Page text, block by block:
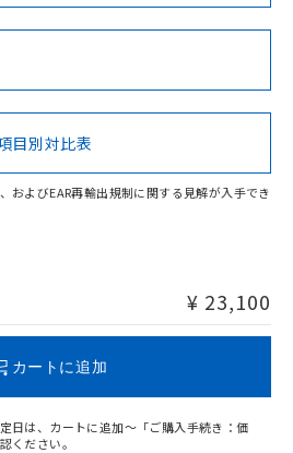
Cd Cr(VI)
する可能性があります。
No No
製品の規格認証/適合状況ページへ
ちらのページからご検索ください
目別対比表
およびEAR再輸出規制に関する見解が入手でき
¥ 23,100
カートに追加
日は、カートに追加～「ご購入手続き：価
ください。